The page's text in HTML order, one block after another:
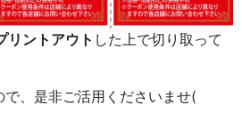
リントアウト した上で切り取って
で、是非ご活用くださいませ(